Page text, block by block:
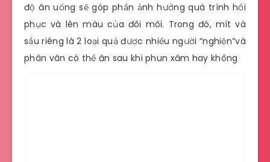
độ ăn uống sẽ góp phần ảnh hưởng quá trình hồi
phục và lên màu của đôi môi. Trong đó, mít và
sầu riêng là 2 loại quả được nhiều người “nghiện”và
phân vân có thể ăn sau khi phun xăm hay không